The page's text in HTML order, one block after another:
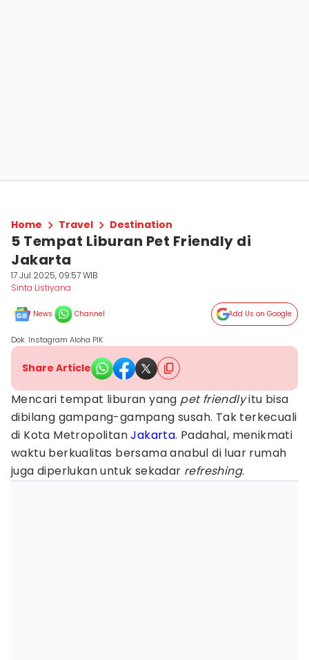
Home Travel Destination
5 Tempat Liburan Pet Friendly di
Jakarta
17 Jul 2025, 09:57 WIB
Sinta Listiyana
News Channel Add Us on Google
Dok. Instagram Aloha PIK
Share Article
Mencari tempat liburan yang pet friendlyitu bisa
dibilang gampang-gampang susah. Tak terkecuali
di Kota MetropolitanJakarta. Padahal, menikmati
waktu berkualitas bersama anabul di luar rumah
juga diperlukan untuk sekadar refreshing.